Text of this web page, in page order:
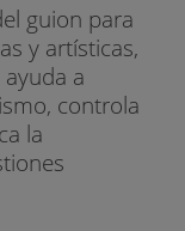
guion para
y artísticas,
a
controla
la